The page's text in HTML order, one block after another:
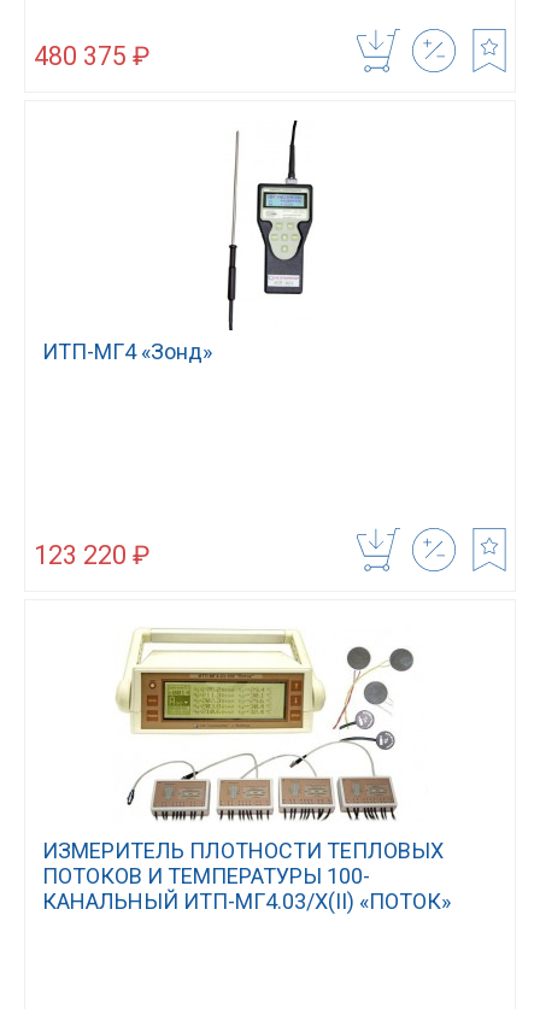
480 375 ₽
ИТП-МГ4 «Зонд»
123 220 ₽
ИЗМЕРИТЕЛЬ ПЛОТНОСТИ ТЕПЛОВЫХ
ПОТОКОВ И ТЕМПЕРАТУРЫ 100-
КАНАЛЬНЫЙ ИТП-МГ4.03/Х(II) «ПОТОК»